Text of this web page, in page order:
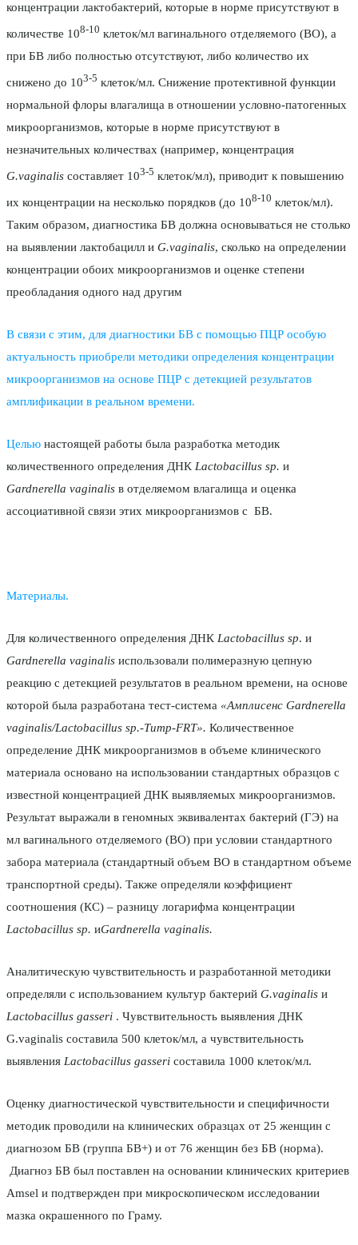
концентрации лактобактерий, которые в норме присутствуют в
количестве 108-10 клеток/мл вагинального отделяемого (ВО), а
при БВ либо полностью отсутствуют, либо количество их
снижено до 103-5 клеток/мл. Снижение протективной функции
нормальной флоры влагалища в отношении условно-патогенных
микроорганизмов, которые в норме присутствуют в
незначительных количествах (например, концентрация
G.vaginalis составляет 103-5 клеток/мл), приводит к повышению
их концентрации на несколько порядков (до 108-10 клеток/мл).
Таким образом, диагностика БВ должна основываться не столько
на выявлении лактобацилл и G.vaginalis, сколько на определении
концентрации обоих микроорганизмов и оценке степени
преобладания одного над другим
В связи с этим, для диагностики БВ с помощью ПЦР особую
актуальность приобрели методики определения концентрации
микроорганизмов на основе ПЦР с детекцией результатов
амплификации в реальном времени.
Целью настоящей работы была разработка методик
количественного определения ДНК Lactobacillus sp. и
Gardnerella vaginalis в отделяемом влагалища и оценка
ассоциативной связи этих микроорганизмов с БВ.
Материалы.
Для количественного определения ДНК Lactobacillus sp. и
Gardnerella vaginalis использовали полимеразную цепную
реакцию с детекцией результатов в реальном времени, на основе
которой была разработана тест-система «Амплисенс Gardnerella
vaginalis/Lactobacillus sp.-Титр-FRT». Количественное
определение ДНК микроорганизмов в объеме клинического
материала основано на использовании стандартных образцов с
известной концентрацией ДНК выявляемых микроорганизмов.
Результат выражали в геномных эквивалентах бактерий (ГЭ) на
мл вагинального отделяемого (ВО) при условии стандартного
забора материала (стандартный объем ВО в стандартном объеме
транспортной среды). Также определяли коэффициент
соотношения (КС) – разницу логарифма концентрации
Lactobacillus sp. иGardnerella vaginalis.
Аналитическую чувствительность и разработанной методики
определяли с использованием культур бактерий G.vaginalis и
Lactobacillus gasseri . Чувствительность выявления ДНК
G.vaginalis составила 500 клеток/мл, а чувствительность
выявления Lactobacillus gasseri составила 1000 клеток/мл.
Оценку диагностической чувствительности и специфичности
методик проводили на клинических образцах от 25 женщин с
диагнозом БВ (группа БВ+) и от 76 женщин без БВ (норма).
Диагноз БВ был поставлен на основании клинических критериев
Amsel и подтвержден при микроскопическом исследовании
мазка окрашенного по Граму.